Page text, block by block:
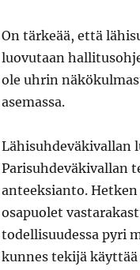
On tärkeää, että
luovutaan
ole uhrin
asemassa.
Lähisuhdeväkivallan
Parisuhdeväkivallan
anteeksianto.
osapuolet
todellisuudessa pyri
kunnes tekijä